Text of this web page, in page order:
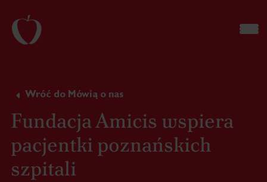
Wróć do Mówią o nas
Fundacja Amicis wspiera
pacjentki poznańskich
szpitali